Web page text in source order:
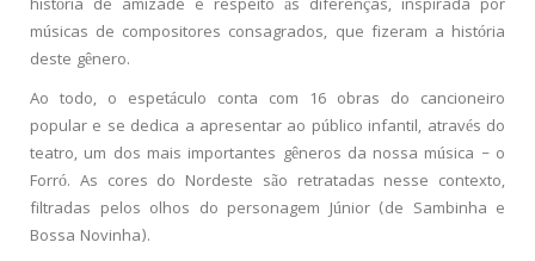
história de amizade e respeito às diferenças, inspirada por
músicas de compositores consagrados, que fizeram a história
deste gênero.
Ao todo, o espetáculo conta com 16 obras do cancioneiro
popular e se dedica a apresentar ao público infantil, através do
teatro, um dos mais importantes gêneros da nossa música – o
Forró. As cores do Nordeste são retratadas nesse contexto,
filtradas pelos olhos do personagem Júnior (de Sambinha e
Bossa Novinha).